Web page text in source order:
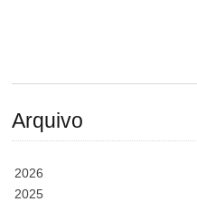
Arquivo
2026
2025